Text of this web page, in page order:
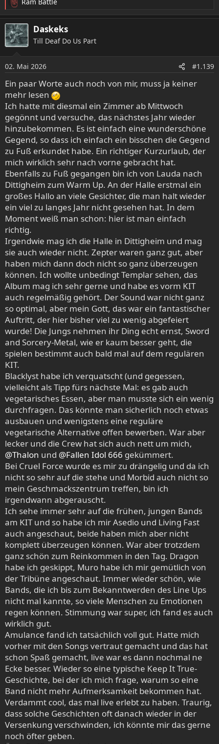
R
e
a
k
t
n
e
n
:
Ram Battle
Daskeks
Till Deaf Do Us Part
02. Mai 2026 #1.139
Ein paar Worte auch noch von mir, muss ja keiner
mehr lesen
Ich hatte mit diesmal ein Zimmer ab Mittwoch
gegönnt und versuche, das nächstes Jahr wieder
hinzubekommen. Es ist einfach eine wunderschöne
Gegend, so dass ich einfach ein bisschen die Gegend
zu Fuß erkundet habe. Ein richtiger Kurzurlaub, der
mich wirklich sehr nach vorne gebracht hat.
Ebenfalls zu Fuß gegangen bin ich von Lauda nach
Dittigheim zum Warm Up. An der Halle erstmal ein
großes Hallo an viele Gesichter, die man halt wieder
ein viel zu langes Jahr nicht gesehen hat. In dem
Moment weiß man schon: hier ist man einfach
richtig.
Irgendwie mag ich die Halle in Dittigheim und mag
sie auch wieder nicht. Zepter waren ganz gut, aber
haben mich dann doch nicht so ganz überzeugen
können. Ich wollte unbedingt Templar sehen, das
Album mag ich sehr gerne und habe es vorm KIT
auch regelmäßig gehört. Der Sound war nicht ganz
so optimal, aber mein Gott, das war ein fantastischer
Auftritt, der hier bisher viel zu wenig abgefeiert
wurde! Die Jungs nehmen ihr Ding echt ernst, Sword
and Sorcery-Metal, wie er kaum besser geht, die
spielen bestimmt auch bald mal auf dem regulären
KIT.
Blacklyst habe ich verquatscht (und gegessen,
vielleicht als Tipp fürs nächste Mal: es gab auch
vegetarisches Essen, aber man musste sich ein wenig
durchfragen. Das könnte man sicherlich noch etwas
ausbauen und wenigstens eine reguläre
vegetarische Alternative offen bewerben. War aber
lecker und die Crew hat sich auch nett um mich,
@Thalon und @Fallen Idol 666 gekümmert.
Bei Cruel Force wurde es mir zu drängelig und da ich
nicht so sehr auf die stehe und Morbid auch nicht so
mein Geschmackszentrum treffen, bin ich
irgendwann abgerauscht.
Ich sehe immer sehr auf die frühen, jungen Bands
am KIT und so habe ich mir Asedio und Living Fast
auch angeschaut, beide haben mich aber nicht
komplett überzeugen können. War aber trotzdem
ganz schön zum Reinkommen in den Tag. Dragon
habe ich geskippt, Muro habe ich mir gemütlich von
der Tribüne angeschaut. Immer wieder schön, wie
Bands, die ich bis zum Bekanntwerden des Line Ups
nicht mal kannte, so viele Menschen zu Emotionen
regen können. Stimmung war super, ich fand es auch
wirklich gut.
Amulance fand ich tatsächlich voll gut. Hatte mich
vorher mit den Songs vertraut gemacht und das hat
schon Spaß gemacht, live war es dann nochmal ne
Ecke besser. Wieder so eine typische Keep It True-
Geschichte, bei der ich mich frage, warum so eine
Band nicht mehr Aufmerksamkeit bekommen hat.
Verdammt cool, das mal live erlebt zu haben. Traurig,
dass solche Geschichten oft danach wieder in der
Versenkung verschwinden, ich könnte mir das gerne
noch öfter geben.